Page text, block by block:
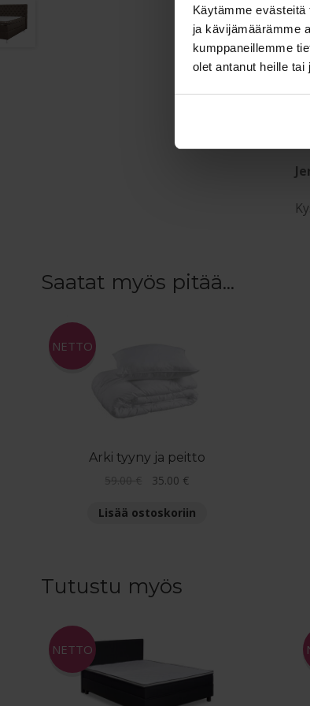
Käytämme
ja kävijämäärämme
kumppaneillemme
olet antanut heille
Saatat myös pitää...
Arki tyyny ja peitto
NETTO
59.00€
Alkuperäinen
oli:
35.00 €
on:
Lisää ostoskoriin
Tutustu myös
NETTO